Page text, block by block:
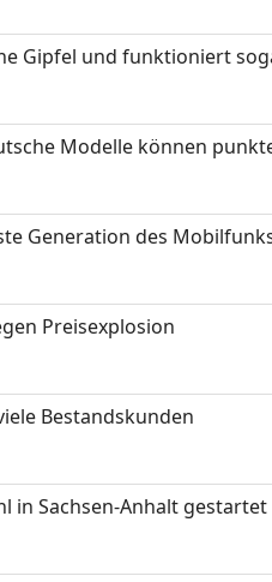
Gipfel und funktioniert
Modelle können
Generation des
Preisexplosion
Bestandskunden
in Sachsen-Anhalt gestartet